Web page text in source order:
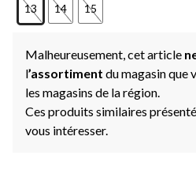
13 14 15
Malheureusement, cet article
l’assortiment du magasin que
les magasins de la région.
Ces produits similaires
vous intéresser.